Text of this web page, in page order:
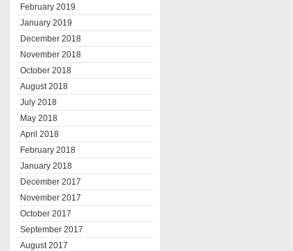
February 2019
January 2019
December 2018
November 2018
October 2018
August 2018
July 2018
May 2018
April 2018
February 2018
January 2018
December 2017
November 2017
October 2017
September 2017
August 2017